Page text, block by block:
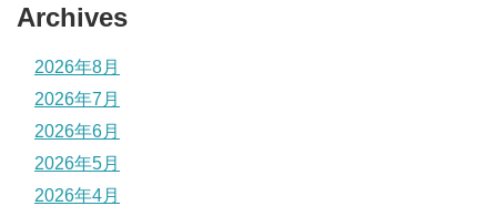
Archives
2026年8月
2026年7月
2026年6月
2026年5月
2026年4月